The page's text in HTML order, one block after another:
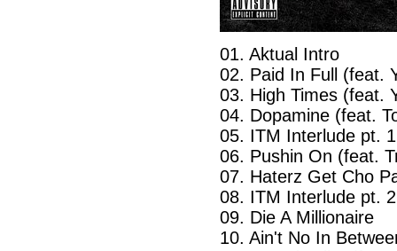
01. Aktual Intro
02. Paid In Full (feat.
03. High Times (feat.
04. Dopamine (feat.
05. ITM Interlude pt.
06. Pushin On (feat.
07. Haterz Get Cho
08. ITM Interlude pt. 2
09. Die A Millionaire
10. Ain't No In